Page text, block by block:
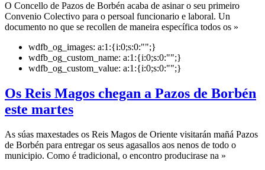
O Concello de Pazos de Borbén acaba de asinar o seu primeiro
Convenio Colectivo para o persoal funcionario e laboral. Un
documento no que se recollen de maneira específica todos os »
wdfb_og_images: a:1:{i:0;s:0:"";}
wdfb_og_custom_name: a:1:{i:0;s:0:"";}
wdfb_og_custom_value: a:1:{i:0;s:0:"";}
Os Reis Magos chegan a Pazos de Borbén
este martes
As súas maxestades os Reis Magos de Oriente visitarán mañá Pazos
de Borbén para entregar os seus agasallos aos nenos de todo o
municipio. Como é tradicional, o encontro producirase na »